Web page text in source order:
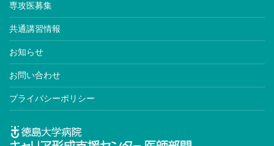
専攻医募集
共通講習情報
お知らせ
お問い合わせ
プライバシーポリシー